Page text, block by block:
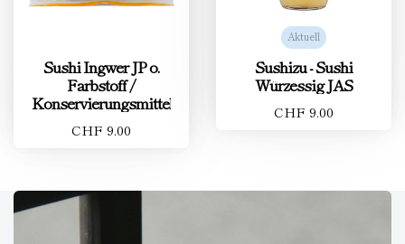
Sushi Ingwer JP o.
Farbstoff /
Konservierungsmittel
CHF 9.00
Aktuell
Sushizu - Sushi
Würzessig JAS
CHF 9.00